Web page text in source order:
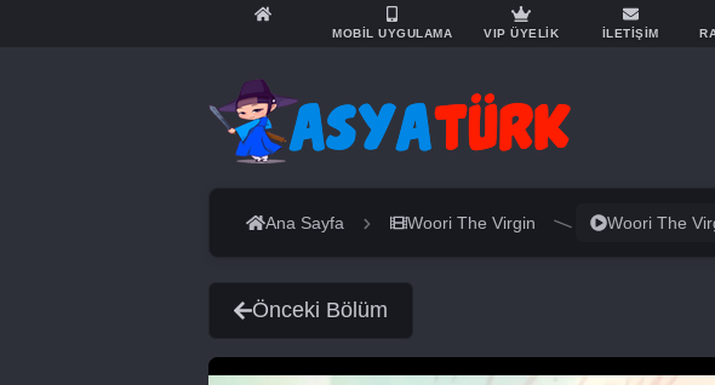
MOBİL UYGULAMA VIP ÜYELİK İLETİŞİM
Ana Sayfa Woori The Virgin Woori The
Önceki Bölüm